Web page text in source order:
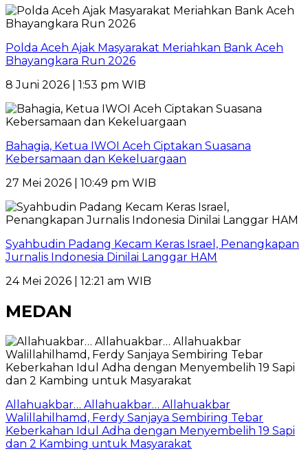
Polda Aceh Ajak Masyarakat Meriahkan Bank Aceh
Bhayangkara Run 2026
8 Juni 2026 | 1:53 pm WIB
Bahagia, Ketua IWOI Aceh Ciptakan Suasana
Kebersamaan dan Kekeluargaan
27 Mei 2026 | 10:49 pm WIB
Syahbudin Padang Kecam Keras Israel, Penangkapan
Jurnalis Indonesia Dinilai Langgar HAM
24 Mei 2026 | 12:21 am WIB
MEDAN
Allahuakbar… Allahuakbar… Allahuakbar
Walillahilhamd, Ferdy Sanjaya Sembiring Tebar
Keberkahan Idul Adha dengan Menyembelih 19 Sapi
dan 2 Kambing untuk Masyarakat